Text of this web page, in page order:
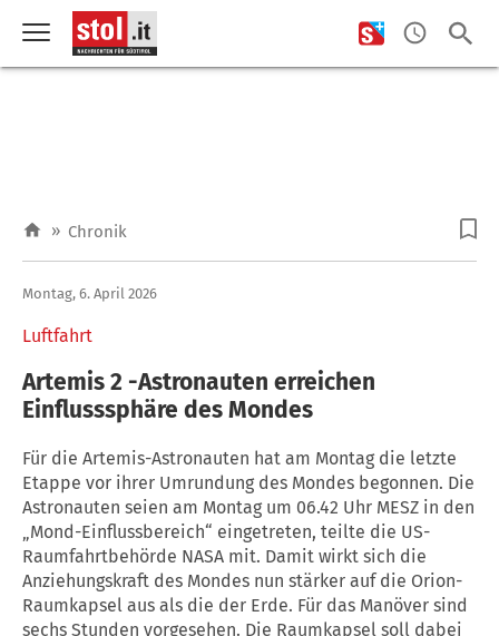
» Chronik
Luftfahrt
Montag, 6. April 2026
Artemis 2 -Astronauten erreichen
Einflusssphäre des Mondes
Für die Artemis-Astronauten hat am Montag die letzte
Etappe vor ihrer Umrundung des Mondes begonnen. Die
Astronauten seien am Montag um 06.42 Uhr MESZ in den
„Mond-Einflussbereich“ eingetreten, teilte die US-
Raumfahrtbehörde NASA mit. Damit wirkt sich die
Anziehungskraft des Mondes nun stärker auf die Orion-
Raumkapsel aus als die der Erde. Für das Manöver sind
sechs Stunden vorgesehen. Die Raumkapsel soll dabei